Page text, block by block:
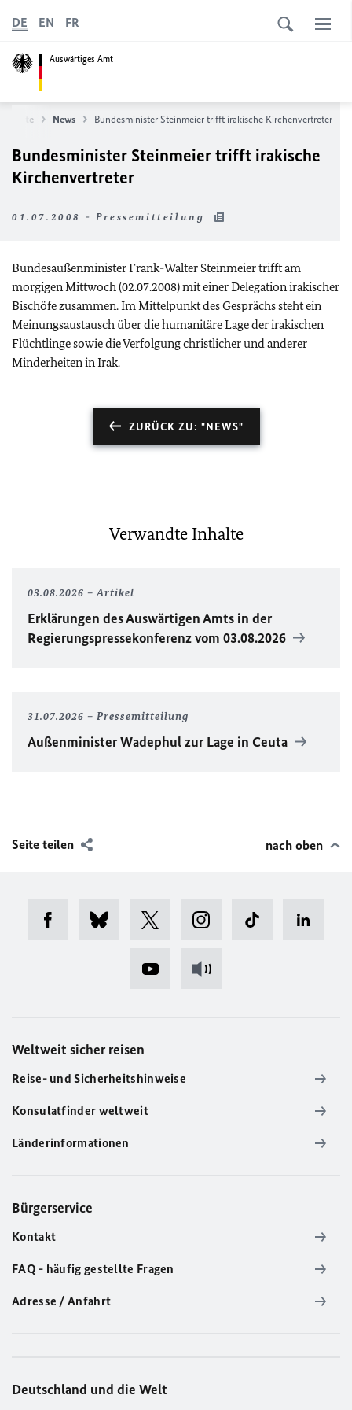
Auswärtiges Amt
DE EN FR
News Bundesminister Steinmeier trifft irakische Kirchenvertreter
Bundesminister Steinmeier trifft irakische
Kirchenvertreter
01.07.2008 - Pressemitteilung
Bundesaußenminister Frank-Walter Steinmeier trifft am
morgigen Mittwoch (02.07.2008) mit einer Delegation irakischer
Bischöfe zusammen. Im Mittelpunkt des Gesprächs steht ein
Meinungsaustausch über die humanitäre Lage der irakischen
Flüchtlinge sowie die Verfolgung christlicher und anderer
Minderheiten in Irak.
ZURÜCK ZU: "NEWS"
Verwandte Inhalte
03.08.2026 Artikel
Erklärungen des Auswärtigen Amts in der
Regierungspressekonferenz vom 03.08.2026
31.07.2026 Pressemitteilung
Außenminister Wadephul zur Lage in Ceuta
Seite teilen nach oben
Weltweit sicher reisen
Reise- und Sicherheitshinweise
Konsulatfinder weltweit
Länderinformationen
Bürgerservice
Kontakt
FAQ - häufig gestellte Fragen
Adresse / Anfahrt
Deutschland und die Welt